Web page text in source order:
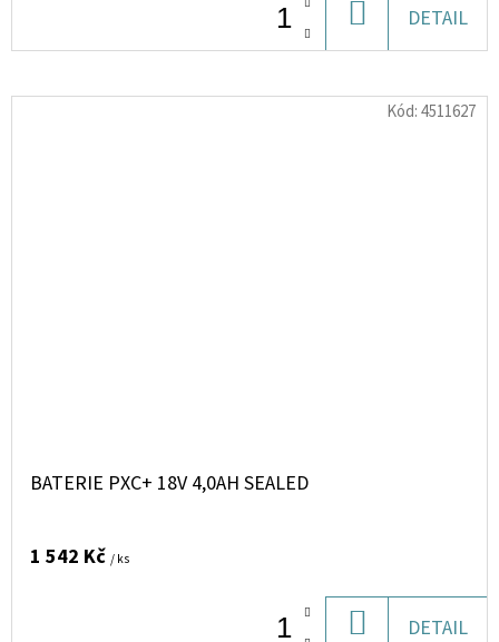
KOŠÍKU
DETAIL
BATERIE PXC+ 18V 4,0AH SEALED
1 542 Kč / ks
DETAIL
Kód:4511627